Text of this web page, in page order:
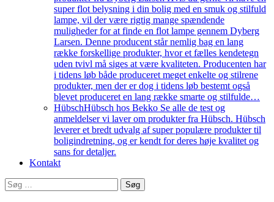
super flot belysning i din bolig med en smuk og stilfuld
lampe, vil der være rigtig mange spændende
muligheder for at finde en flot lampe gennem Dyberg
Larsen. Denne producent står nemlig bag en lang
række forskellige produkter, hvor et fælles kendetegn
uden tvivl må siges at være kvaliteten. Producenten har
i tidens løb både produceret meget enkelte og stilrene
produkter, men der er dog i tidens løb bestemt også
blevet produceret en lang række smarte og stilfulde…
HübschHübsch hos Bekko Se alle de test og
anmeldelser vi laver om produkter fra Hübsch. Hübsch
leverer et bredt udvalg af super populære produkter til
boligindretning, og er kendt for deres høje kvalitet og
sans for detaljer.
Kontakt